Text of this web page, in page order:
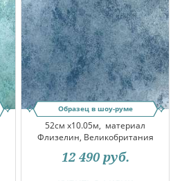
Образец в шоу-руме
52см x10.05м, материал
Флизелин, Великобритания
12 490 руб.